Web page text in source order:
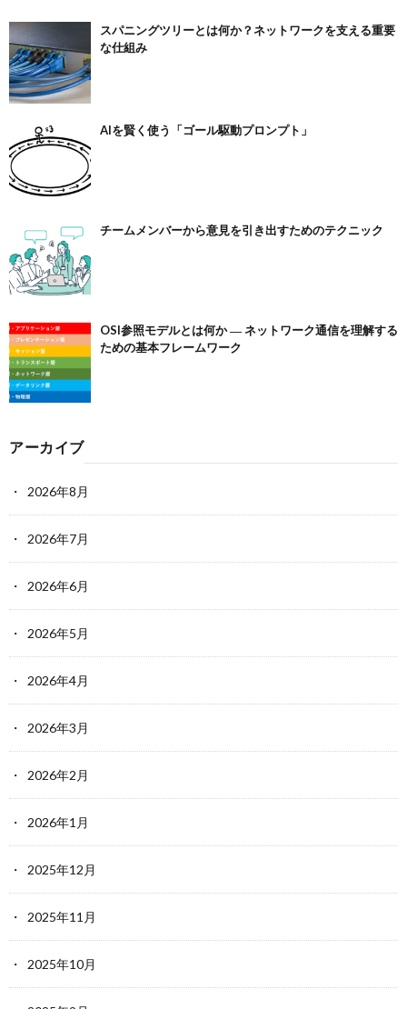
スパニングツリーとは何か？ネットワークを支える重要
な仕組み
AIを賢く使う「ゴール駆動プロンプト」
チームメンバーから意見を引き出すためのテクニック
OSI参照モデルとは何か ― ネットワーク通信を理解する
ための基本フレームワーク
アーカイブ
2026年8月
2026年7月
2026年6月
2026年5月
2026年4月
2026年3月
2026年2月
2026年1月
2025年12月
2025年11月
2025年10月